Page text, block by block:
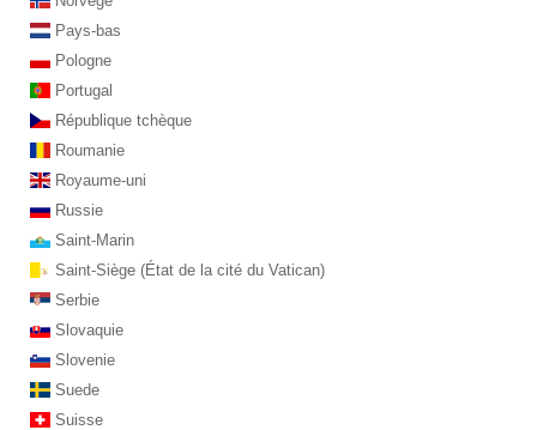
Pays-bas
Pologne
Portugal
République tchèque
Roumanie
Royaume-uni
Russie
Saint-Marin
Saint-Siège (État de la cité du Vatican)
Serbie
Slovaquie
Slovenie
Suede
Suisse